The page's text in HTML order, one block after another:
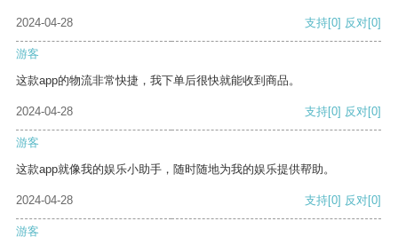
2024-04-28 支持[0] 反对[0]
游客
这款app的物流非常快捷，我下单后很快就能收到商品。
2024-04-28 支持[0] 反对[0]
游客
这款app就像我的娱乐小助手，随时随地为我的娱乐提供帮助。
2024-04-28 支持[0] 反对[0]
游客